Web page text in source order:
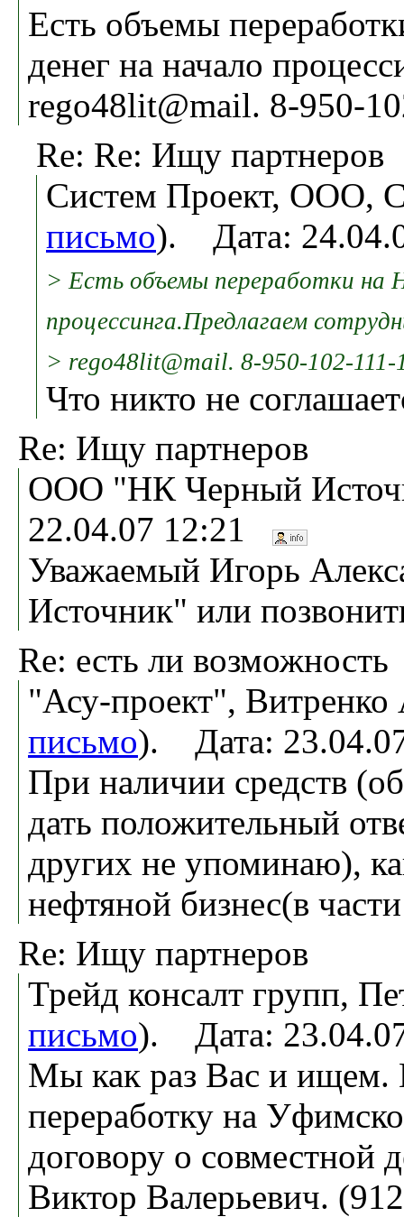
Есть объемы
денег на начало
rego48lit@mail. 8-950-
Re: Re: Ищу партнеров
Систем Проект, ООО,
письмо). Дата:
> Есть объемы переработки на
процессинга.Предлагаем
> rego48lit@mail. 8-950-102-111-
Что никто не
Re: Ищу партнеров
ООО "НК Черный
22.04.07 12:21
Уважаемый Игорь
Источник" или
Re: есть ли возможность
"Асу-проект", Витренко
письмо). Дата:
При наличии средств
дать положительный
других не упоминаю),
нефтяной бизнес(в
Re: Ищу партнеров
Трейд консалт групп,
письмо). Дата:
Мы как раз Вас и ищем.
переработку на
договору о совместной
Виктор Валерьевич.